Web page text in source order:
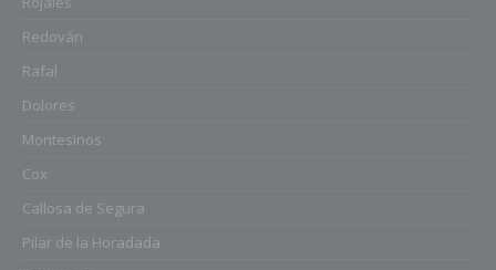
Redován
Rafal
Dolores
Montesinos
Cox
Callosa de Segura
Pilar de la Horadada